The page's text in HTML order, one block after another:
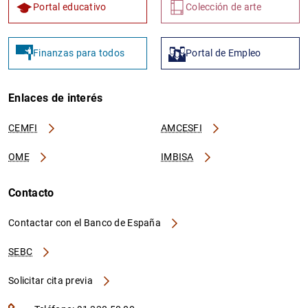
1 2
Portal educativo Colección de arte
Finanzas para todos Portal de Empleo
Enlaces de interés
CEMFI AMCESFI
OME IMBISA
Contacto
Contactar con el Banco de España
SEBC
Solicitar cita previa